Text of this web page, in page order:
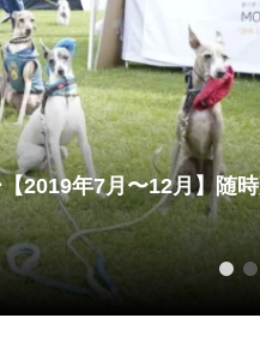
2019年7月〜12月】随
1 2